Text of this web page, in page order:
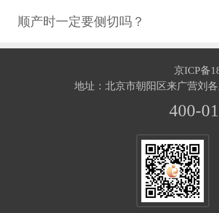
顺产时一定要侧切吗？
京ICP备
地址：北京市朝阳区来广营刘
400-